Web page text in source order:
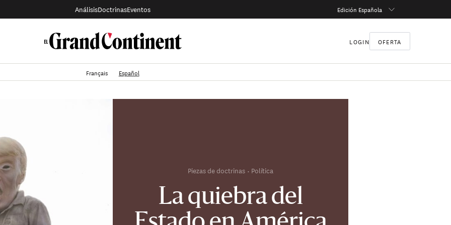
AnálisisDoctrinasEventos Edición Española
LOGIN OFERTA
Français Español
La quiebra del
Piezas de doctrinas Política